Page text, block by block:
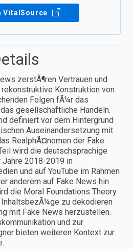
VitalSource
zerstÃ¶ren Vertrauen und
Konstruktion von
Folgen fÃ¼r das
gesellschaftliche Handeln.
definiert vor dem Hintergrund
Auseinandersetzung mit
RealphÃ¤nomen der Fake
wird die deutschsprachige
2018-2019 in
und auf YouTube im Rahmen
anderem auf Fake News hin
die Moral Foundations Theory
zu dekodieren
mit Fake News herzustellen.
und zur
bieten weiteren Kontext zur